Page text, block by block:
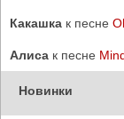
Какашка к песне
Алиса к песне
Новинки